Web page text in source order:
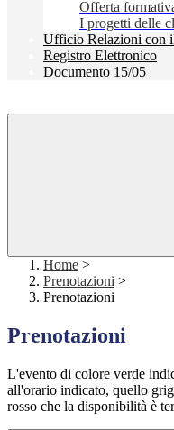
Offerta
I progetti delle
Ufficio Relazioni con
Registro Elettronico
Documento 15/05
Home >
Prenotazioni >
Prenotazioni
Prenotazioni
L'evento di colore verde
all'orario indicato, quello
rosso che la disponibilità è